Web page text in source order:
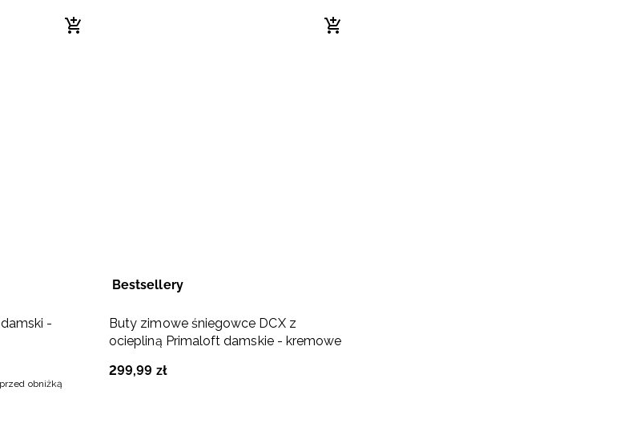
-
obniżką
Bestsellery
Buty zimowe śniegowce DCX z
ociepliną Primaloft damskie - kremowe
299,99 zł